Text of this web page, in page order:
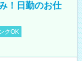
！日勤のお仕
クOK